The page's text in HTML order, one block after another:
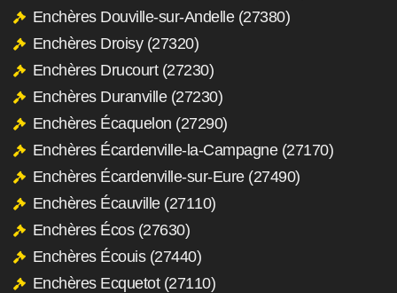
Enchères Douville-sur-Andelle (27380)
Enchères Droisy (27320)
Enchères Drucourt (27230)
Enchères Duranville (27230)
Enchères Écaquelon (27290)
Enchères Écardenville-la-Campagne (27170)
Enchères Écardenville-sur-Eure (27490)
Enchères Écauville (27110)
Enchères Écos (27630)
Enchères Écouis (27440)
Enchères Ecquetot (27110)